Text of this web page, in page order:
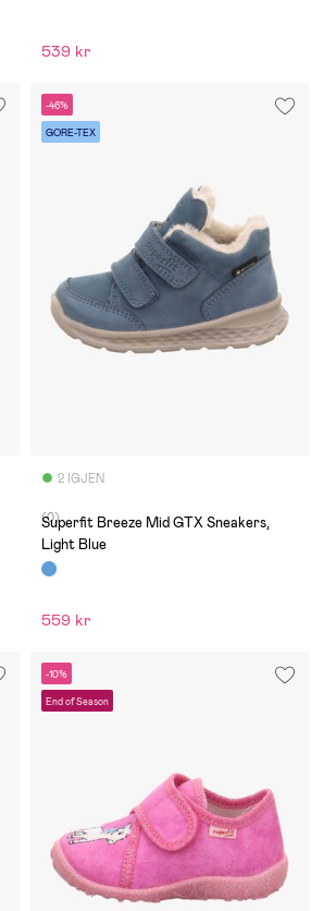
539 kr
-46%
GORE-TEX
2 IGJEN
(0)
Superfit Breeze Mid GTX Sneakers,
Light Blue
559 kr
-10%
End of Season